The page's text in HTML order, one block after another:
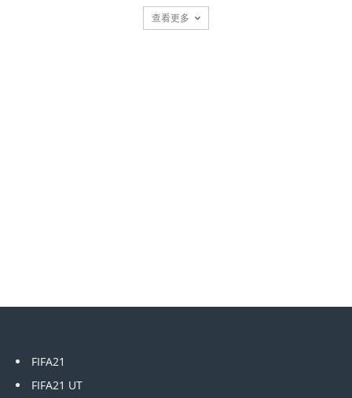
查看更多
FIFA21
FIFA21 UT